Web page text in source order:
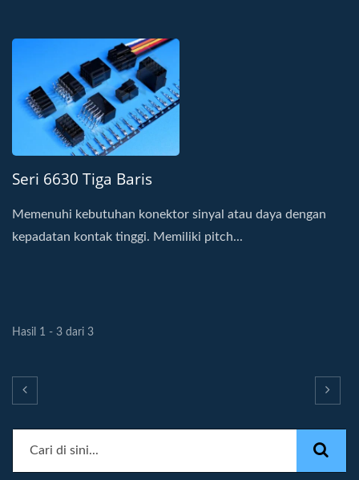
Seri 6630 Tiga Baris
Memenuhi kebutuhan konektor sinyal atau daya dengan
kepadatan kontak tinggi. Memiliki pitch...
Hasil 1 - 3 dari 3